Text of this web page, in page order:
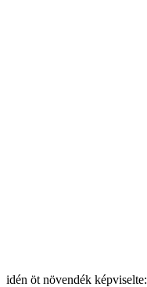
idén öt növendék képviselte: